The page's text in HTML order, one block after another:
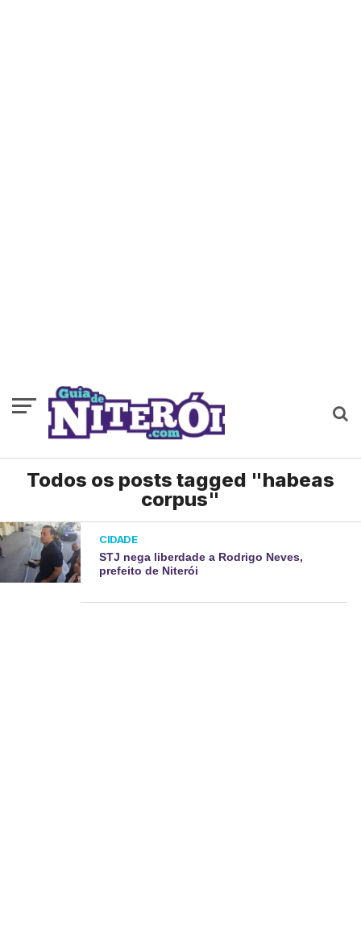
Todos os posts tagged "habeas
corpus"
CIDADE
STJ nega liberdade a Rodrigo Neves,
prefeito de Niterói ​